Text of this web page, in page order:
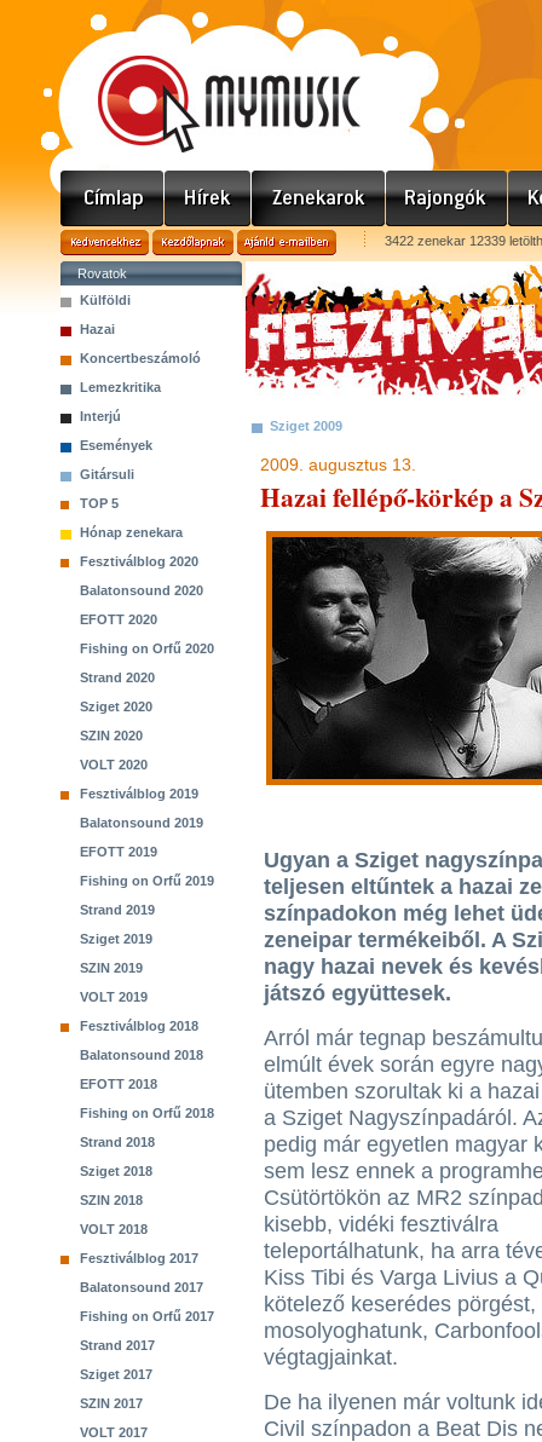
3422 zenekar 12339
Rovatok
Külföldi
Hazai
Koncertbeszámoló
Lemezkritika
Interjú
Események
Gitársuli
TOP 5
Hónap zenekara
Fesztiválblog 2020
Balatonsound 2020
EFOTT 2020
Fishing on Orfű 2020
Strand 2020
Sziget 2020
SZIN 2020
VOLT 2020
Fesztiválblog 2019
Balatonsound 2019
EFOTT 2019
Fishing on Orfű 2019
Strand 2019
Sziget 2019
SZIN 2019
VOLT 2019
Fesztiválblog 2018
Balatonsound 2018
EFOTT 2018
Fishing on Orfű 2018
Strand 2018
Sziget 2018
SZIN 2018
VOLT 2018
Fesztiválblog 2017
Balatonsound 2017
Fishing on Orfű 2017
Strand 2017
Sziget 2017
SZIN 2017
VOLT 2017
Sziget 2009
2009. augusztus 13.
Hazai fellépő-körkép a
Ugyan a Sziget
teljesen eltűntek a hazai
színpadokon még lehet
zeneipar termékeiből. A
nagy hazai nevek és
játszó együttesek.
Arról már tegnap
elmúlt évek során egyre
ütemben szorultak ki a
a Sziget Nagyszínpadáról.
pedig már egyetlen magyar
sem lesz ennek a
Csütörtökön az MR2
kisebb, vidéki fesztiválra
teleportálhatunk, ha arra
Kiss Tibi és Varga Livius a
kötelező keserédes
mosolyoghatunk,
végtagjainkat.
De ha ilyenen már voltunk
Civil színpadon a Beat Dis